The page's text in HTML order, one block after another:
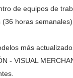
de equipos de
horas
más
- VISUAL